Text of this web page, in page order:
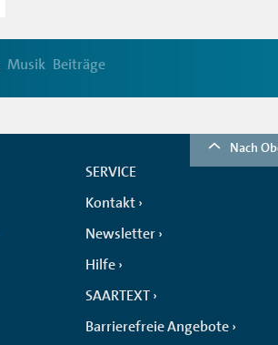
Musik Beiträge
Nach
SERVICE
Kontakt
Newsletter
Hilfe
SAARTEXT
Barrierefreie Angebote